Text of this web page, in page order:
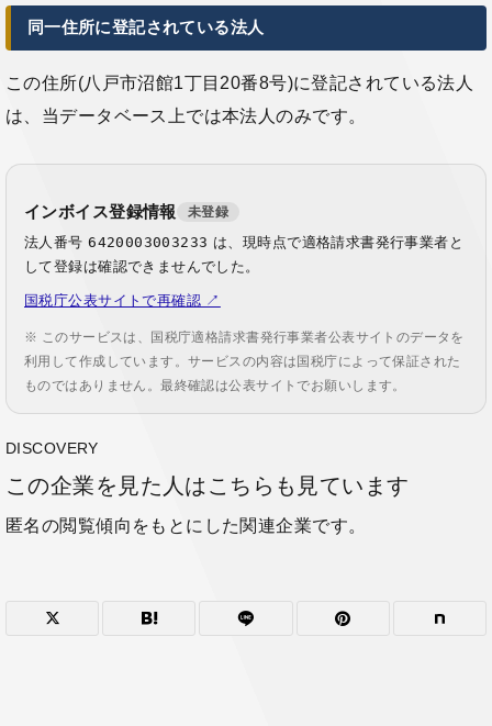
同一住所に登記されている法人
この住所(八戸市沼館1丁目20番8号)に登記されている法人
は、当データベース上では本法人のみです。
インボイス登録情報 未登録
法人番号6420003003233 は、現時点で適格請求書発行事業者と
して登録は確認できませんでした。
国税庁公表サイトで再確認 ↗
※ このサービスは、国税庁適格請求書発行事業者公表サイトのデータを
利用して作成しています。サービスの内容は国税庁によって保証された
ものではありません。最終確認は公表サイトでお願いします。
DISCOVERY
この企業を見た人はこちらも見ています
匿名の閲覧傾向をもとにした関連企業です。